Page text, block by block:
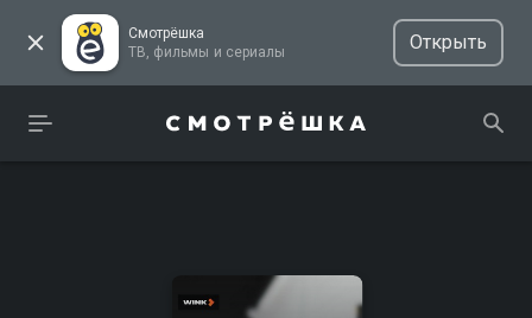
Смотрёшка
ТВ, фильмы и сериалы
Открыть